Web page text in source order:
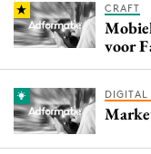
CRAFT
voor
DIGITAL